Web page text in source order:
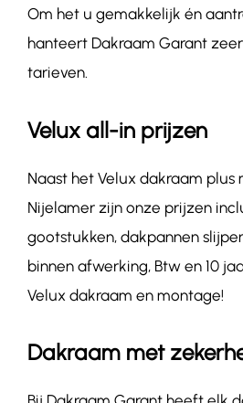
Om het u gemakkelijk én
hanteert Dakraam Garant
tarieven.
Velux all-in prijzen
Naast het Velux dakraam plus
Nijelamer zijn onze prijzen
gootstukken, dakpannen
binnen afwerking, Btw en 10
Velux dakraam en montage!
Dakraam met